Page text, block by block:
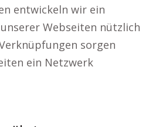
entwickeln wir ein
Webseiten nützlich
sorgen
ein Netzwerk